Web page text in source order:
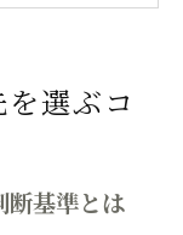
選ぶコ
断基準とは